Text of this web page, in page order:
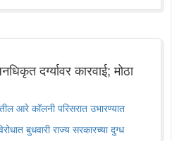
दर्ग्यावर कारवाई; मोठा
आरे कॉलनी परिसरात उभारण्यात
बुधवारी राज्य सरकारच्या दुग्ध